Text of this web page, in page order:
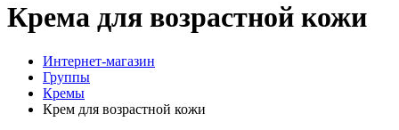
Крема для возрастной кожи
Интернет-магазин
Группы
Кремы
Крем для возрастной кожи